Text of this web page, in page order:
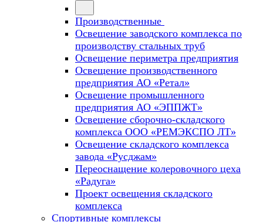
Производственные
Освещение заводского комплекса по
производству стальных труб
Освещение периметра предприятия
Освещение производственного
предприятия АО «Ретал»
Освещение промышленного
предприятия АО «ЭППЖТ»
Освещение сборочно-складского
комплекса ООО «РЕМЭКСПО ЛТ»
Освещение складского комплекса
завода «Русджам»
Переоснащение колеровочного цеха
«Радуга»
Проект освещения складского
комплекса
Спортивные комплексы